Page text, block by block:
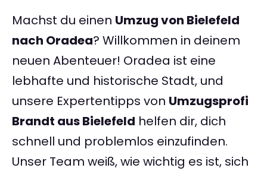
Machst du einen Umzug von Bielefeld
nach Oradea? Willkommen in deinem
neuen Abenteuer! Oradea ist eine
lebhafte und historische Stadt, und
unsere Expertentipps von Umzugsprofi
Brandt aus Bielefeld helfen dir, dich
schnell und problemlos einzufinden.
Unser Team weiß, wie wichtig es ist, sich